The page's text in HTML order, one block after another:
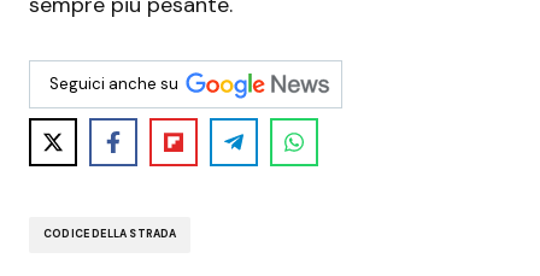
Seguici anche su
CODICE DELLA STRADA